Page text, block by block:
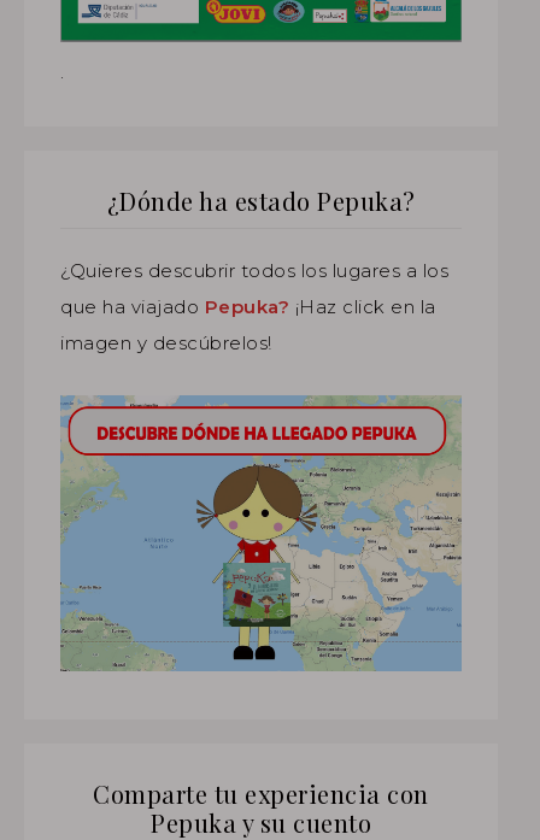
¿Dónde ha estado Pepuka?
¿Quieres descubrir todos los lugares a los
que ha viajado Pepuka? ¡Haz click en la
imagen y descúbrelos!
Comparte tu experiencia con
Pepuka y su cuento